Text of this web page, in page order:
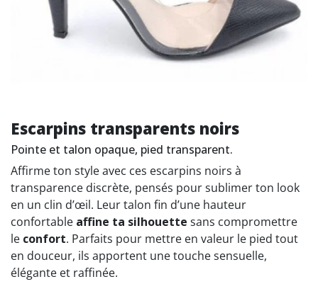
Escarpins transparents noirs
Pointe et talon opaque, pied transparent.
Affirme ton style avec ces escarpins noirs à
transparence discrète, pensés pour sublimer ton look
en un clin d’œil. Leur talon fin d’une hauteur
confortable affine ta silhouette sans compromettre
le confort. Parfaits pour mettre en valeur le pied tout
en douceur, ils apportent une touche sensuelle,
élégante et raffinée.